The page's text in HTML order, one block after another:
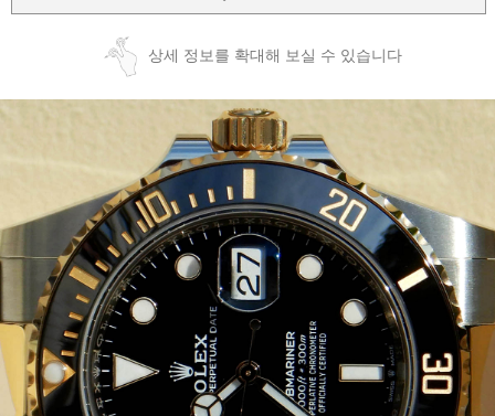
상세 정보를 확대해 보실 수 있습니다